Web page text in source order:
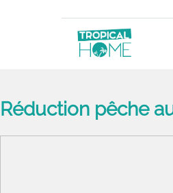
Réduction pêche